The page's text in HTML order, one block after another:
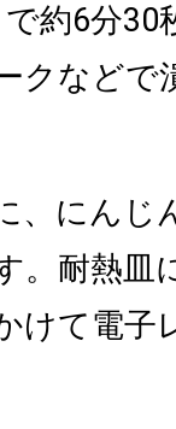
約6分
クなどで
、にんじ
。耐熱皿
けて電子